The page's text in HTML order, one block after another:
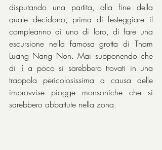
disputando una partita, alla fine della
quale decidono, prima di festeggiare il
compleanno di uno di loro, di fare una
escursione nella famosa grotta di Tham
Luang Nang Non. Mai supponendo che
di lì a poco si sarebbero trovati in una
trappola pericolosissima a causa delle
improvvise piogge monsoniche che si
sarebbero abbattute nella zona.